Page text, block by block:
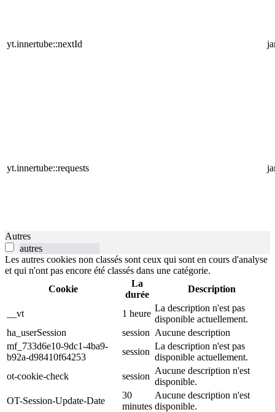
yt.innertube::nextId
yt.innertube::requests
Autres
autres
Les autres cookies non classés sont ceux qui sont en cours d'analyse
et qui n'ont pas encore été classés dans une catégorie.
Cookie
La
durée
Description
__vt 1 heure
La description n'est pas
disponible actuellement.
ha_userSession
session Aucune description
mf_733d6e10-9dc1-4ba9-
b92a-d98410f64253
session
La description n'est pas
disponible actuellement.
ot-cookie-check
session
Aucune description n'est
disponible.
OT-Session-Update-Date
30
minutes
Aucune description n'est
disponible.